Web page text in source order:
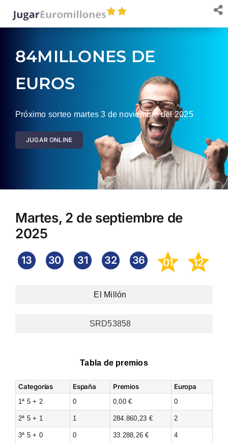
84MILLONES DE
EUROS
Próximo sorteo martes 3 de noviembre del 2025
JUGAR ONLINE
Martes, 2 de septiembre de
2025
13 30 31 32 36 01 12
El Millón
SRD53858
Tabla de premios
Categorías España Premios Europa
1ª 5 + 2 0 0,00 € 0
2ª 5 + 1 1 284.860,23 € 2
3ª 5 + 0 0 33.288,26 € 4